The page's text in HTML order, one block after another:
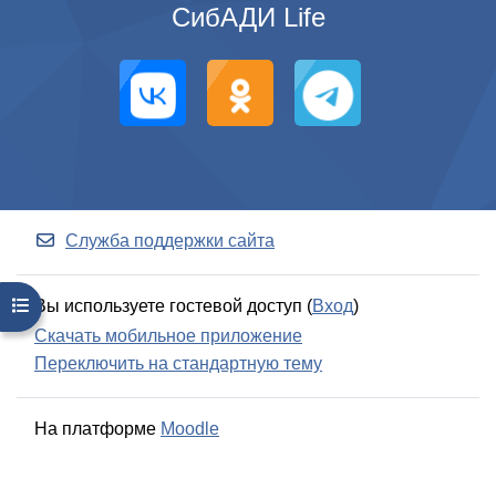
Открыть оглавление курса
СибАДИ Life
Служба поддержки сайта
Вы используете гостевой доступ (Вход)
Скачать мобильное приложение
Переключить на стандартную тему
На платформе Moodle